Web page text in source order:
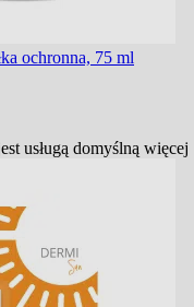
ochronna, 75 ml
usługą domyślną więcej